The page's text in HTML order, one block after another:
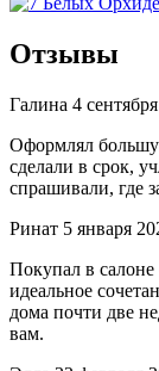
Отзывы
Галина 4
Оформлял
сделали в срок,
спрашивали, где
Ринат 5 января
Покупал в
идеальное
дома почти две
вам.